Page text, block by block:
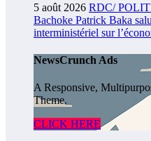
5 août 2026 RDC/
Bachoke Patrick Baka
interministériel sur
NewsCrunch Ads
A Responsive,
Theme.
CLICK HERE